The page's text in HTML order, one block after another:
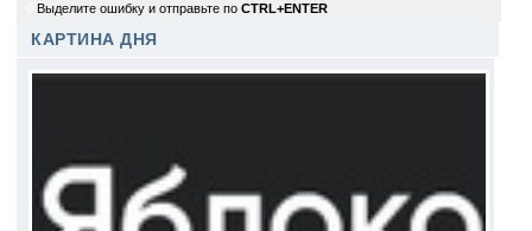
Выделите ошибку и отправьте по CTRL+ENTER
КАРТИНА ДНЯ